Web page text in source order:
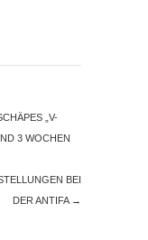
„V-
3 WOCHEN
BEI
DER ANTIFA →